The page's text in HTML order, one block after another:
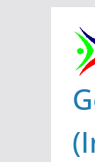
Inhalt